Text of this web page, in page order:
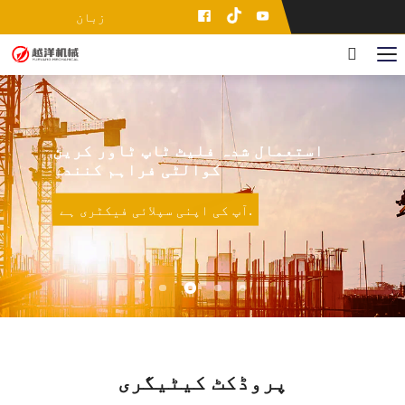
زبان
استعمال شدہ فلیٹ ٹاپ ٹاور کرین
کوالٹی فراہم کنندہ
آپ کی اپنی سپلائی فیکٹری ہے.
پروڈکٹ کیٹیگری